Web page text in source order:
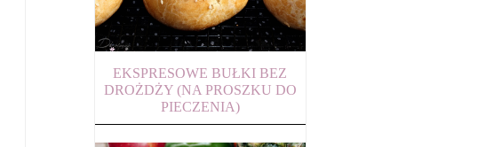
EKSPRESOWE BUŁKI BEZ
DROŻDŻY (NA PROSZKU DO
PIECZENIA)